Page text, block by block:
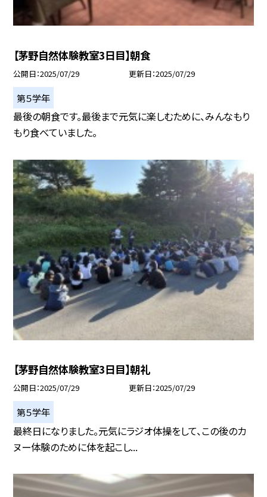
【茅野自然体験教室3日目】朝食
公開日 2025/07/29 更新日 2025/07/29
第５学年
最後の朝食です。最後まで元気に楽しむために、みんなもり
もり食べていました。
【茅野自然体験教室3日目】朝礼
公開日 2025/07/29 更新日 2025/07/29
第５学年
最終日になりました。元気にラジオ体操をして、この後のカ
ヌー体験のために体を起こし...